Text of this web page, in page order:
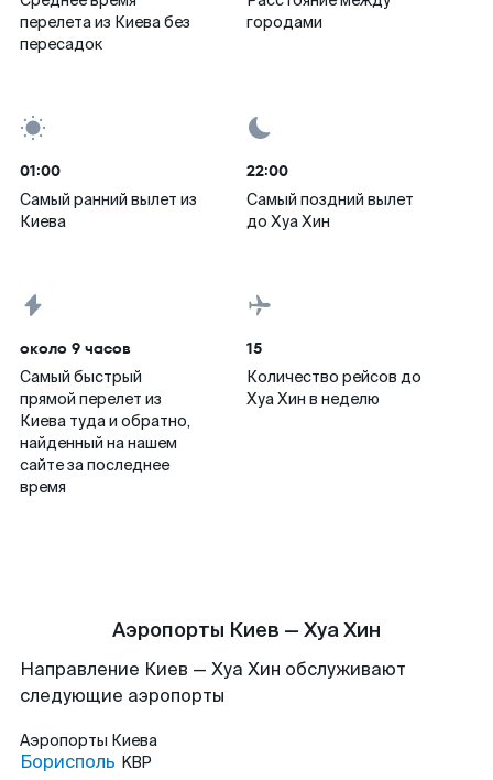
перелета из Киева без
пересадок
городами
01:00
Самый ранний вылет из
Киева
22:00
Самый поздний вылет
до Хуа Хин
около 9 часов
Самый быстрый
прямой перелет из
Киева туда и обратно,
найденный на нашем
сайте за последнее
время
15
Количество рейсов до
Хуа Хин в неделю
Аэропорты Киев — Хуа Хин
Направление Киев — Хуа Хин обслуживают
следующие аэропорты
Аэропорты Киева
Борисполь KBP